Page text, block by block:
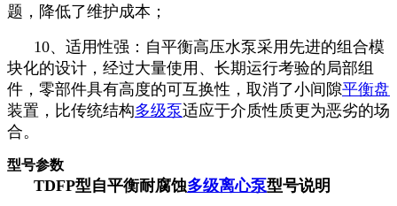
题，降低了维护成本；
10、适用性强：自平衡高压水泵采用先进的组合模
块化的设计，经过大量使用、长期运行考验的局部组
件，零部件具有高度的可互换性，取消了小间隙平衡盘
装置，比传统结构多级泵适应于介质性质更为恶劣的场
合。
型号参数
TDFP型自平衡耐腐蚀多级离心泵型号说明